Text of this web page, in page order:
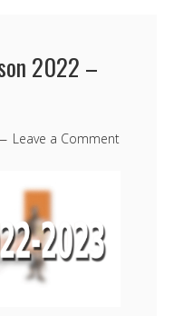
2022 –
Leave a Comment